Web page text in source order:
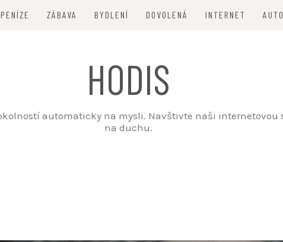
PENÍZE ZÁBAVA BYDLENÍ DOVOLENÁ INTERNET
HODIS
automaticky na mysli. Navštivte naši internetovou
na duchu.